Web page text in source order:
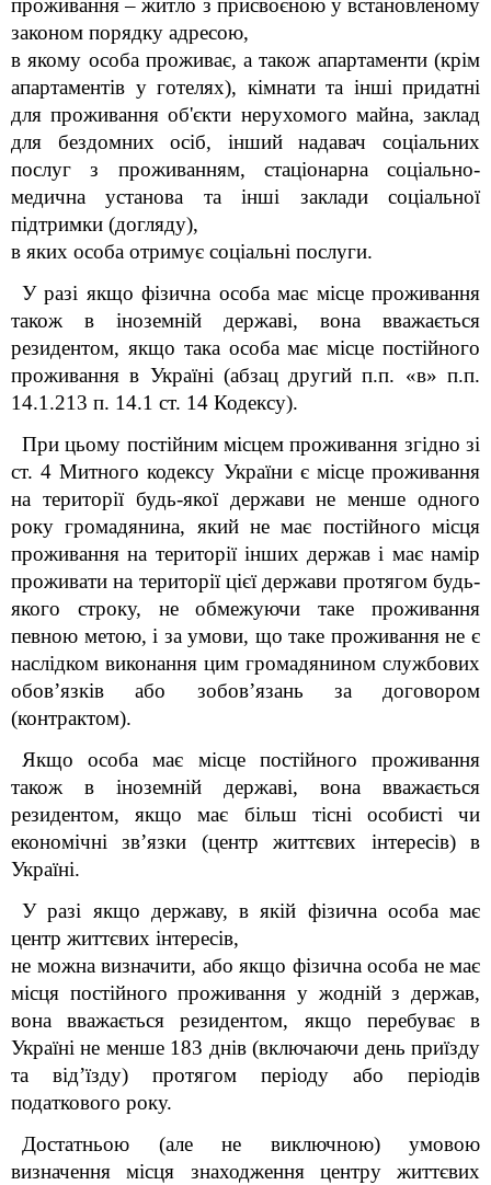
проживання – житло з присвоєною у встановленому
законом порядку адресою,
в якому особа проживає, а також апартаменти (крім
апартаментів у готелях), кімнати та інші придатні
для проживання об'єкти нерухомого майна, заклад
для бездомних осіб, інший надавач соціальних
послуг з проживанням, стаціонарна соціально-
медична установа та інші заклади соціальної
підтримки (догляду),
в яких особа отримує соціальні послуги.
У разі якщо фізична особа має місце проживання
також в іноземній державі, вона вважається
резидентом, якщо така особа має місце постійного
проживання в Україні (абзац другий п.п. «в» п.п.
14.1.213 п. 14.1 ст. 14 Кодексу).
При цьому постійним місцем проживання згідно зі
ст. 4 Митного кодексу України є місце проживання
на території будь-якої держави не менше одного
року громадянина, який не має постійного місця
проживання на території інших держав і має намір
проживати на території цієї держави протягом будь-
якого строку, не обмежуючи таке проживання
певною метою, і за умови, що таке проживання не є
наслідком виконання цим громадянином службових
обов’язків або зобов’язань за договором
(контрактом).
Якщо особа має місце постійного проживання
також в іноземній державі, вона вважається
резидентом, якщо має більш тісні особисті чи
економічні зв’язки (центр життєвих інтересів) в
Україні.
У разі якщо державу, в якій фізична особа має
центр життєвих інтересів,
не можна визначити, або якщо фізична особа не має
місця постійного проживання у жодній з держав,
вона вважається резидентом, якщо перебуває в
Україні не менше 183 днів (включаючи день приїзду
та від’їзду) протягом періоду або періодів
податкового року.
Достатньою (але не виключною) умовою
визначення місця знаходження центру життєвих